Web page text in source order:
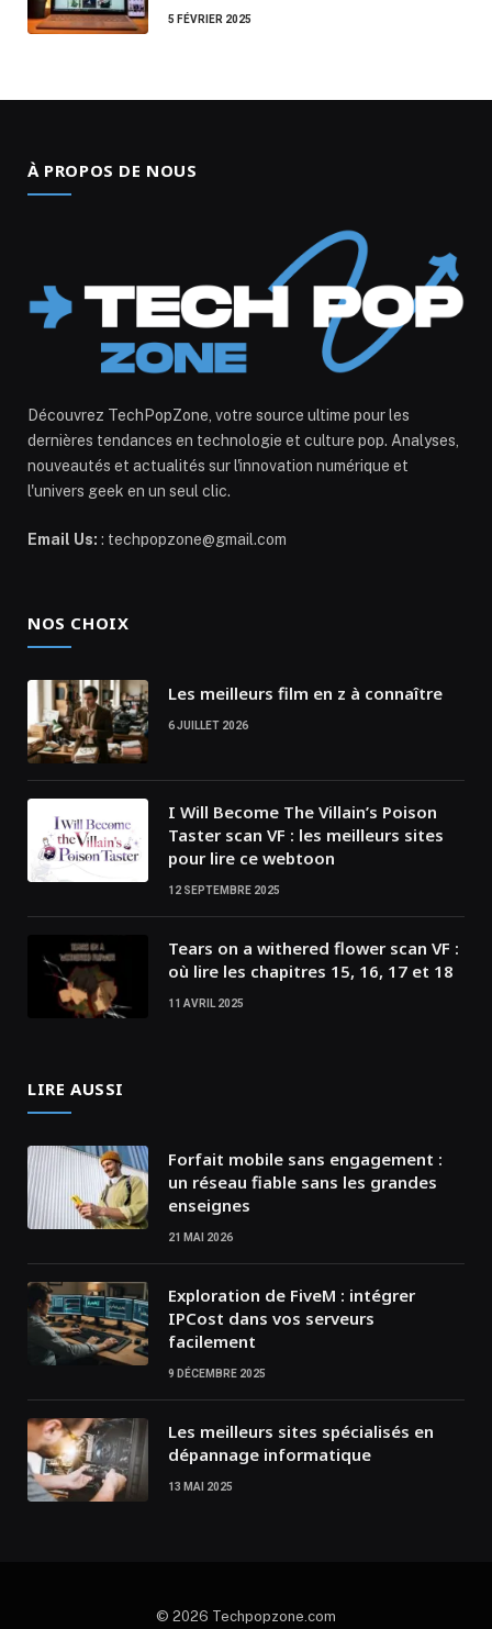
5 FÉVRIER 2025
À PROPOS DE NOUS
Découvrez TechPopZone, votre source ultime pour les
dernières tendances en technologie et culture pop. Analyses,
nouveautés et actualités sur l'innovation numérique et
l'univers geek en un seul clic.
Email Us: : techpopzone@gmail.com
NOS CHOIX
Les meilleurs film en z à connaître
6 JUILLET 2026
I Will Become The Villain’s Poison
Taster scan VF : les meilleurs sites
pour lire ce webtoon
12 SEPTEMBRE 2025
Tears on a withered flower scan VF :
où lire les chapitres ​15, 16, 17 et 18
11 AVRIL 2025
LIRE AUSSI
Forfait mobile sans engagement :
un réseau fiable sans les grandes
enseignes
21 MAI 2026
Exploration de FiveM : intégrer
IPCost dans vos serveurs
facilement
9 DÉCEMBRE 2025
Les meilleurs sites spécialisés en
dépannage informatique
13 MAI 2025
© 2026 Techpopzone.com